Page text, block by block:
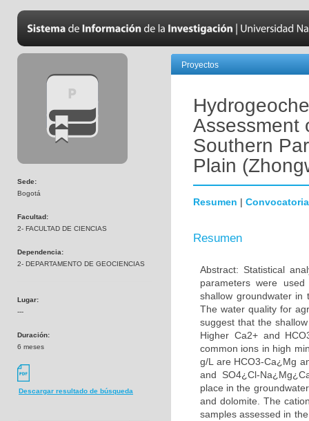
Sede:
Bogotá
Facultad:
2- FACULTAD DE CIENCIAS
Dependencia:
2- DEPARTAMENTO DE GEOCIENCIAS
Lugar:
---
Duración:
6 meses
Descargar resultado de búsqueda
Proyectos
Assessment
Southern
Plain
Resumen | Convocatoria
Resumen
Abstract: Statistical
parameters were
shallow groundwater in
The water quality for
suggest that the
Higher Ca2+ and
common ions in high
g/L are HCO3-Ca¿Mg
and SO4¿Cl-
place in the
and dolomite. The
samples assessed in